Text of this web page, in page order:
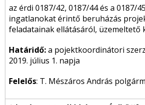
az érdi 0187/42, 0187/44 és a 0187/
ingatlanokat érintő beruházás
feladatainak ellátásáról, üzemeltető
Határidő:a pojektkoordinátori
2019. július 1. napja
Felelős: T. Mészáros András